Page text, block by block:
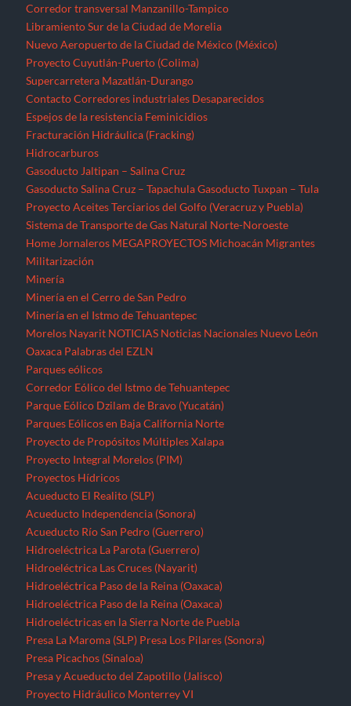
Corredor transversal Manzanillo-Tampico
Libramiento Sur de la Ciudad de Morelia
Nuevo Aeropuerto de la Ciudad de México (México)
Proyecto Cuyutlán-Puerto (Colima)
Supercarretera Mazatlán-Durango
Contacto Corredores industriales Desaparecidos
Espejos de la resistencia Feminicidios
Fracturación Hidráulica (Fracking)
Hidrocarburos
Gasoducto Jaltipan – Salina Cruz
Gasoducto Salina Cruz – Tapachula Gasoducto Tuxpan – Tula
Proyecto Aceites Terciarios del Golfo (Veracruz y Puebla)
Sistema de Transporte de Gas Natural Norte-Noroeste
Home Jornaleros MEGAPROYECTOS Michoacán Migrantes
Militarización
Minería
Minería en el Cerro de San Pedro
Minería en el Istmo de Tehuantepec
Morelos Nayarit NOTICIAS Noticias Nacionales Nuevo León
Oaxaca Palabras del EZLN
Parques eólicos
Corredor Eólico del Istmo de Tehuantepec
Parque Eólico Dzilam de Bravo (Yucatán)
Parques Eólicos en Baja California Norte
Proyecto de Propósitos Múltiples Xalapa
Proyecto Integral Morelos (PIM)
Proyectos Hídricos
Acueducto El Realito (SLP)
Acueducto Independencia (Sonora)
Acueducto Río San Pedro (Guerrero)
Hidroeléctrica La Parota (Guerrero)
Hidroeléctrica Las Cruces (Nayarit)
Hidroeléctrica Paso de la Reina (Oaxaca)
Hidroeléctrica Paso de la Reina (Oaxaca)
Hidroeléctricas en la Sierra Norte de Puebla
Presa La Maroma (SLP) Presa Los Pilares (Sonora)
Presa Picachos (Sinaloa)
Presa y Acueducto del Zapotillo (Jalisco)
Proyecto Hidráulico Monterrey VI